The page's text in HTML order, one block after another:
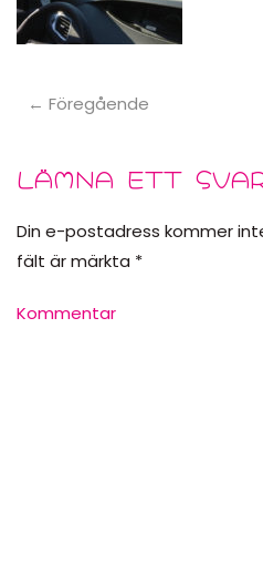
← Föregående
LÄMNA ETT
Din e-postadress kommer
fält är märkta *
Kommentar